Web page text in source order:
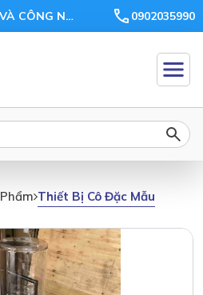
CÔNG TY TNHH THIẾT BỊ VÀ CÔNG NGHỆ CHÂU GIANG 0902035990
Thiết Bị Cô Đặc Mẫu